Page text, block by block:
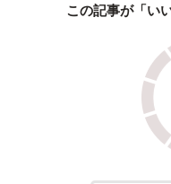
この記事が「い